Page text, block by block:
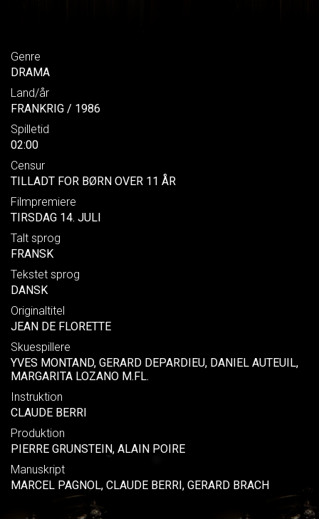
Genre
DRAMA
Land/år
FRANKRIG / 1986
Spilletid
02:00
Censur
TILLADT FOR BØRN OVER 11 ÅR
Filmpremiere
TIRSDAG 14. JULI
Talt sprog
FRANSK
Tekstet sprog
DANSK
Originaltitel
JEAN DE FLORETTE
Skuespillere
YVES MONTAND, GERARD DEPARDIEU, DANIEL AUTEUIL,
MARGARITA LOZANO M.FL.
Instruktion
CLAUDE BERRI
Produktion
PIERRE GRUNSTEIN, ALAIN POIRE
Manuskript
MARCEL PAGNOL, CLAUDE BERRI, GERARD BRACH